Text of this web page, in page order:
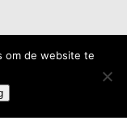
om de website te